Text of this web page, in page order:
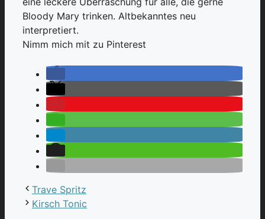
Nimm mich mit zu Pinterest
Trave Spritz
Kirsch Tonic